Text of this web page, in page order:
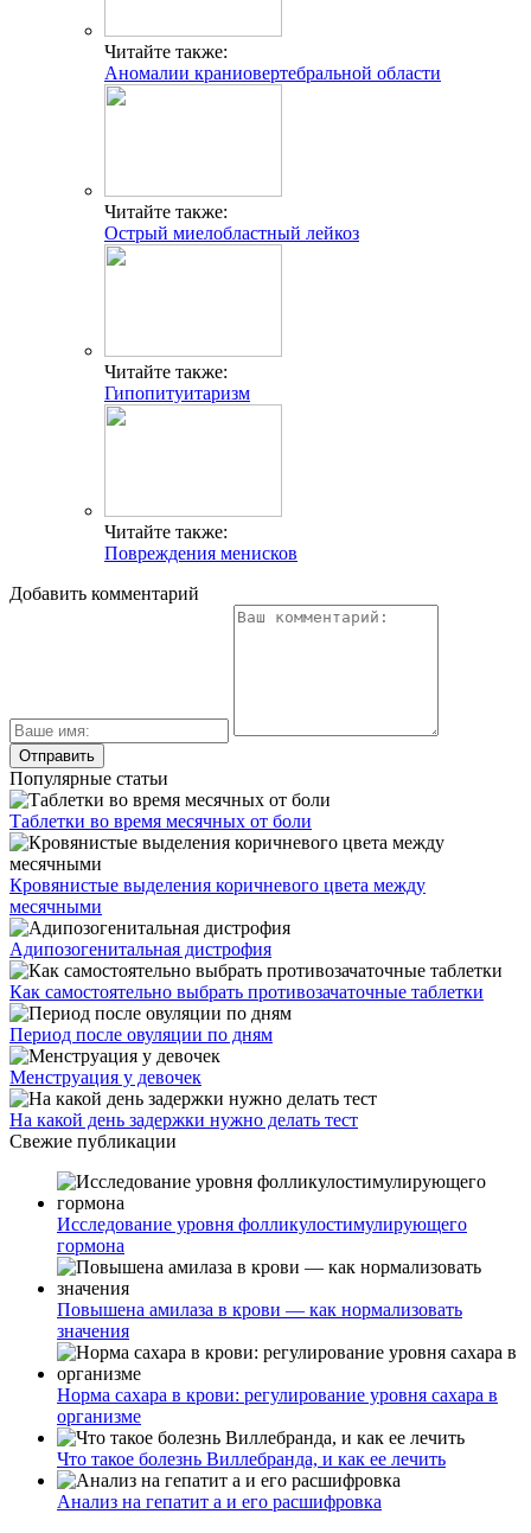
Читайте также:
Аномалии краниовертебральной области
Читайте также:
Острый миелобластный лейкоз
Читайте также:
Гипопитуитаризм
Читайте также:
Повреждения менисков
Добавить комментарий
Популярные статьи
Таблетки во время месячных от боли
Кровянистые выделения коричневого цвета между
месячными
Адипозогенитальная дистрофия
Как самостоятельно выбрать противозачаточные таблетки
Период после овуляции по дням
Менструация у девочек
На какой день задержки нужно делать тест
Свежие публикации
Исследование уровня фолликулостимулирующего
гормона
Повышена амилаза в крови — как нормализовать
значения
Норма сахара в крови: регулирование уровня сахара в
организме
Что такое болезнь Виллебранда, и как ее лечить
Анализ на гепатит а и его расшифровка